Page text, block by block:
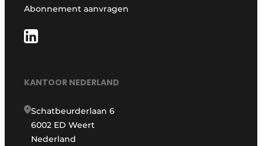
Abonnement aanvragen
KANTOOR NEDERLAND
Schatbeurderlaan 6
6002 ED Weert
Nederland